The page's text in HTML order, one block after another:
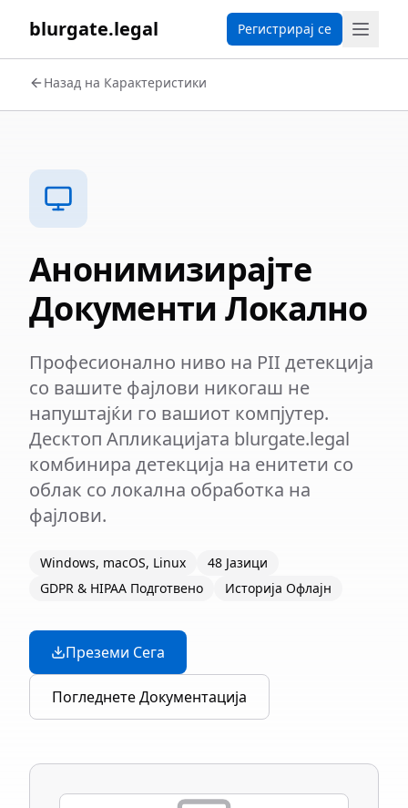
blurgate.legal Регистрирај се
Назад на Карактеристики
Анонимизирајте
Документи Локално
Професионално ниво на PII детекција
со вашите фајлови никогаш не
напуштајќи го вашиот компјутер.
Десктоп Апликацијата blurgate.legal
комбинира детекција на енитети со
облак со локална обработка на
фајлови.
Windows, macOS, Linux
48 Јазици
GDPR & HIPAA Подготвено
Историја Офлајн
Преземи Сега
Погледнете Документација